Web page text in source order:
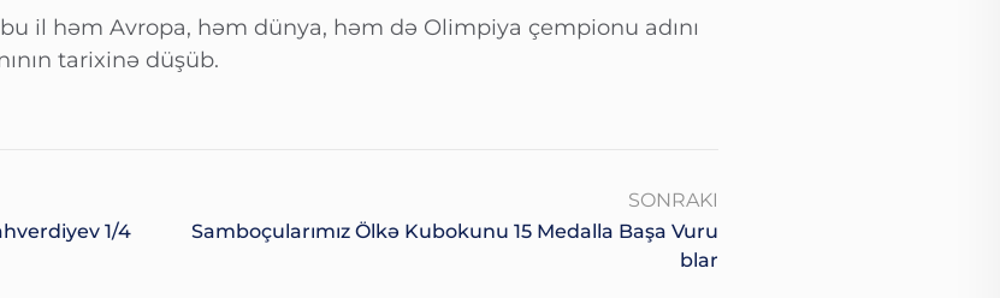
il həm Avropa, həm dünya, həm də Olimpiya çempionu adını
tarixinə düşüb.
1/4
SONRAKI
Samboçularımız Ölkə Kubokunu 15 Medalla Başa Vuru
Blar